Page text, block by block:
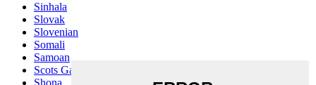
Sinhala
Slovak
Slovenian
Somali
Samoan
Scots Gaelic